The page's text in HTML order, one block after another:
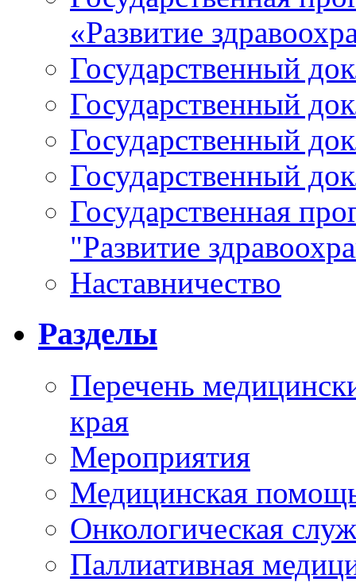
«Развитие
Государственный
Государственный
Государственный
Государственный
Государственная
"Развитие
Наставничество
Разделы
Перечень
края
Мероприятия
Медицинская
Онкологическая
Паллиативная